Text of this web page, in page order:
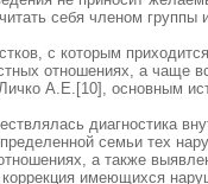
себя членом группы
с которым
отношениях, а чаще
А.Е.[10], основным
диагностика
семьи тех
а также
имеющихся